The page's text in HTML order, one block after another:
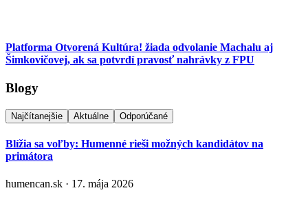
Platforma Otvorená Kultúra! žiada odvolanie Machalu aj
Šimkovičovej, ak sa potvrdí pravosť nahrávky z FPU
Blogy
Najčítanejšie Aktuálne Odporúčané
Blížia sa voľby: Humenné rieši možných kandidátov na
primátora
humencan.sk · 17. mája 2026